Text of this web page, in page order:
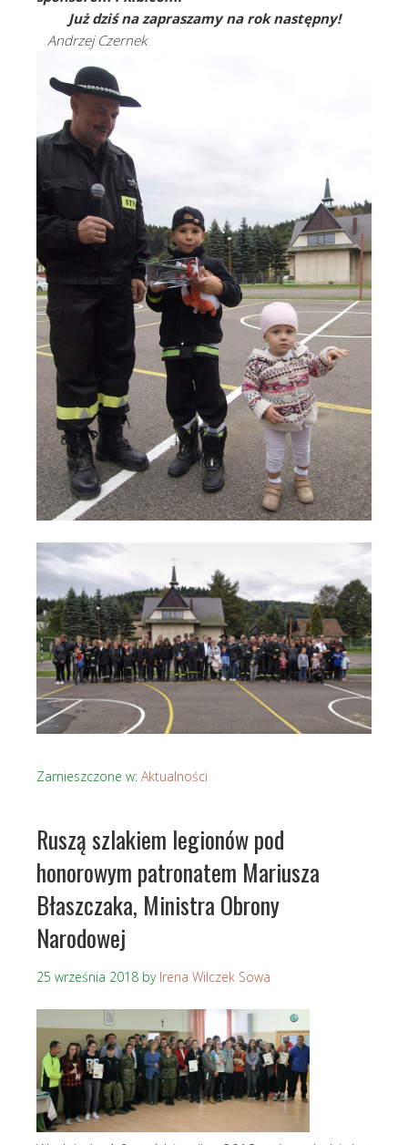
Już dziś na zapraszamy na rok następny!
Andrzej Czernek
Zamieszczone w: Aktualności
Ruszą szlakiem legionów pod
honorowym patronatem Mariusza
Błaszczaka, Ministra Obrony
Narodowej
25 września 2018 by Irena Wilczek Sowa